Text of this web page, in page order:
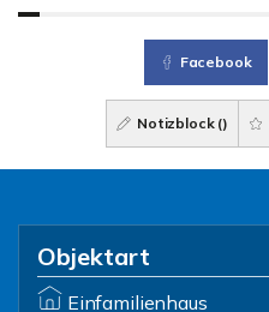
Facebook
Notizblock ()
Objektart
Einfamilienhaus